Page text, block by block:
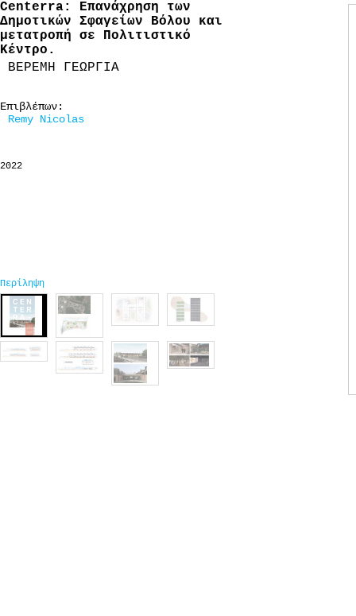
Centerra: Επανάχρηση των
Δημοτικών Σφαγείων Βόλου και
μετατροπή σε Πολιτιστικό
Κέντρο.
ΒΕΡΕΜΗ ΓΕΩΡΓΙΑ
Επιβλέπων:
Remy Nicolas
2022
Περίληψη